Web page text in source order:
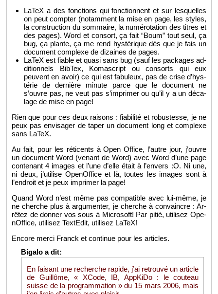
LaTeX a des fonc­tions qui fonc­tionnent et sur les­quelles
on peut comp­ter (no­tam­ment la mise en page, les styles,
la construc­tion du som­maire, la nu­mé­ro­ta­tion des titres et
des pages). Word et consort, ça fait “Boum” tout seul, ça
bug, ça plante, ça me rend hys­té­rique dès que je fais un
do­cu­ment com­plexe de di­zaines de pages.
LaTeX est fiable et quasi sans bug (sauf les pa­ckages ad­
di­tion­nels Bib­Tex, Ko­mas­cript ou consorts qui eux
peuvent en avoir) ce qui est fa­bu­leux, pas de crise d’hys­
té­rie de der­nière mi­nute parce que le do­cu­ment ne
s’ouvre pas, ne veut pas s’im­pri­mer ou qu’il y a un dé­ca­
lage de mise en page!
Rien que pour ces deux rai­sons : fia­bi­lité et ro­bus­tesse, je ne
peux pas en­vi­sa­ger de taper un do­cu­ment long et com­plexe
sans LaTeX.
Au fait, pour les ré­ti­cents à Open Of­fice, l’autre jour, j’ouvre
un do­cu­ment Word (ve­nant de Word) avec Word d’une page
conte­nant 4 images et l’une d’elle était à l’en­vers :O. Ni une,
ni deux, j’uti­lise Ope­nOf­fice et là, toutes les images sont à
l’en­droit et je peux im­pri­mer la page!
Quand Word n’est même pas com­pa­tible avec lui-même, je
ne cherche plus à ar­gu­men­ter, je cherche à convaincre : Ar­
rê­tez de don­ner vos sous à Mi­cro­soft! Par pitié, uti­li­sez Ope­
nOf­fice, uti­li­sez Tex­tE­dit, uti­li­sez LaTeX!
En­core merci Franck et conti­nue pour les ar­ticles.
En fai­sant une re­cherche ra­pide, j’ai re­trouvé un ar­ticle
de Guillôme, « XCode, IB, App­KiDo : le cou­teau
suisse de la pro­gram­ma­tion » du 15 mars 2006, mais